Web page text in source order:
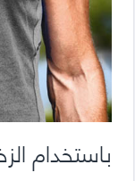
باستخدام